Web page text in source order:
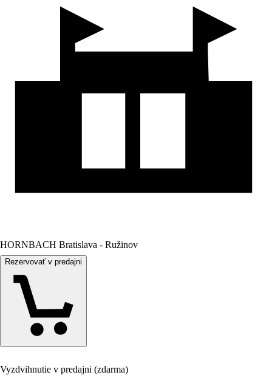
HORNBACH Bratislava - Ružinov
Rezervovať v predajni
Vyzdvihnutie v predajni (zdarma)